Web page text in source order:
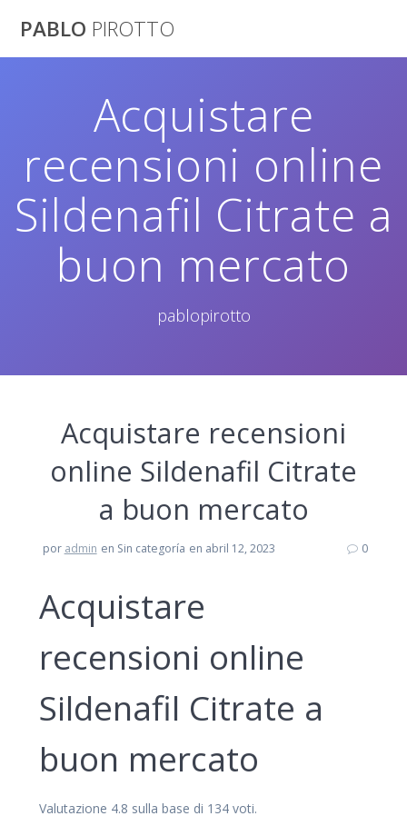
PABLO PIROTTO
Acquistare
recensioni online
Sildenafil Citrate a
buon mercato
pablopirotto
Acquistare recensioni
online Sildenafil Citrate
a buon mercato
por admin en Sin categoría en abril 12, 2023 0
Acquistare
recensioni online
Sildenafil Citrate a
buon mercato
Valutazione 4.8 sulla base di 134 voti.